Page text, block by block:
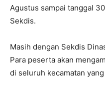
Agustus sampai tanggal
Sekdis.
Masih dengan Sekdis
Para peserta akan
di seluruh kecamatan